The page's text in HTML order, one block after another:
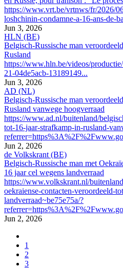
https://www.vrt.be/vrtnws/fr/2026/
loshchinin-condamne-a-16-ans-de-
Jun 3, 2026
HLN (BE)
Belgisch-Russische man
Rusland
https://www.hln.be/videos/
21-04de5acb-13189149...
Jun 3, 2026
AD (NL)
Belgisch-Russische man
Rusland vanwege hoogverraad
https://www.ad.nl/buitenland/
tot-16-jaar-strafkamp-in-rusland-
Jun 2, 2026
de Volkskrant (BE)
Belgisch-Russische man met
16 jaar cel wegens landverraad
https://www.volkskrant.nl/
oekraiense-contacten-veroordeeld-
landverraad~be75e75a/?
Jun 2, 2026
1
2
3